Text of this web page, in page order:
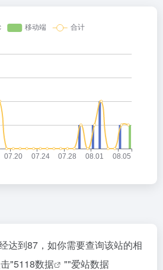
达到87，如你需要查询该站的相
"5118数据 ""爱站数据